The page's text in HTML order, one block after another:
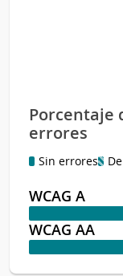
Porcentaje
errores
Sin errores
WCAG A
WCAG AA